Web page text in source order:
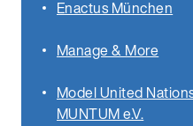
Enactus München
Manage & More
Model United
MUNTUM e.V.